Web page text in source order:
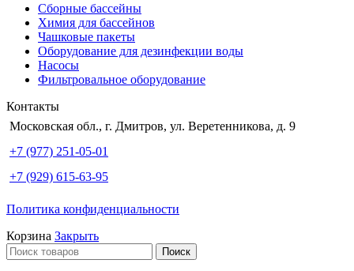
Сборные бассейны
Химия для бассейнов
Чашковые пакеты
Оборудование для дезинфекции воды
Насосы
Фильтровальное оборудование
Контакты
Московская обл., г. Дмитров, ул. Веретенникова, д. 9
+7 (977) 251-05-01
+7 (929) 615-63-95
Политика конфиденциальности
Корзина Закрыть
Поиск